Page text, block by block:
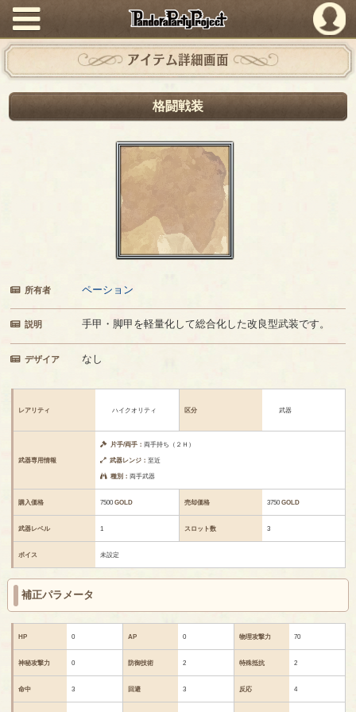
PandoraPartyProject
アイテム詳細画面
格闘戦装
所有者 ペーション
説明 手甲・脚甲を軽量化して総合化した改良型武装です。
デザイア なし
レアリティ ハイクオリティ 区分 武器
武器専用情報
片手/両手： 両手持ち（２Ｈ）
武器レンジ：至近
種別： 両手武器
購入価格 7500GOLD 売却価格 3750GOLD
武器レベル 1 スロット数 3
ボイス 未設定
補正パラメータ
HP 0 AP 0 物理攻撃力 70
神秘攻撃力 0 防御技術 2 特殊抵抗 2
命中 3 回避 3 反応 4